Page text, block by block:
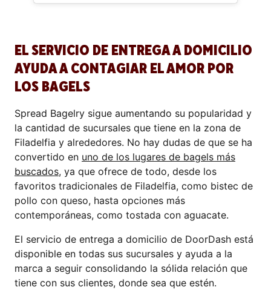
EL SERVICIO DE ENTREGA A DOMICILIO
AYUDA A CONTAGIAR EL AMOR POR
LOS BAGELS
Spread Bagelry sigue aumentando su popularidad y
la cantidad de sucursales que tiene en la zona de
Filadelfia y alrededores. No hay dudas de que se ha
convertido en uno de los lugares de bagels más
buscados, ya que ofrece de todo, desde los
favoritos tradicionales de Filadelfia, como bistec de
pollo con queso, hasta opciones más
contemporáneas, como tostada con aguacate.
El servicio de entrega a domicilio de DoorDash está
disponible en todas sus sucursales y ayuda a la
marca a seguir consolidando la sólida relación que
tiene con sus clientes, donde sea que estén.